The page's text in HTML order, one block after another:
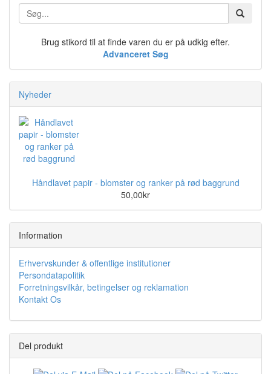
Brug stikord til at finde varen du er på udkig efter.
Advanceret Søg
Nyheder
Håndlavet papir - blomster og ranker på rød baggrund
50,00kr
Information
Erhvervskunder & offentlige institutioner
Persondatapolitik
Forretningsvilkår, betingelser og reklamation
Kontakt Os
Del produkt